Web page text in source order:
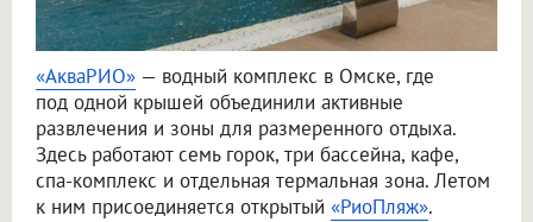
«АкваРИО» — водный комплекс в Омске, где
под одной крышей объединили активные
развлечения и зоны для размеренного отдыха.
Здесь работают семь горок, три бассейна, кафе,
спа-комплекс и отдельная термальная зона. Летом
к ним присоединяется открытый «РиоПляж».